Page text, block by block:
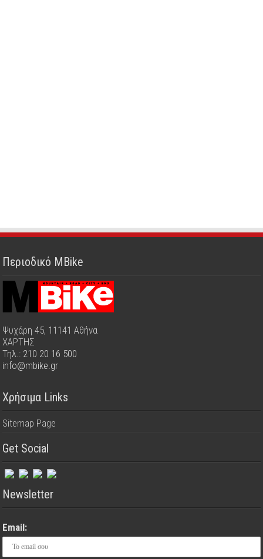
Περιοδικό MBike
Ψυχάρη 45, 11141 Αθήνα
ΧΑΡΤΗΣ
Τηλ.: 210 20 16 500
info@mbike.gr
Χρήσιμα Links
Sitemap Page
Get Social
Newsletter
Email: